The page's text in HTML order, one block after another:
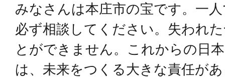
みなさんは本庄市の宝です。一
必ず相談してください。失われ
とができません。これからの日
は、未来をつくる大きな責任が